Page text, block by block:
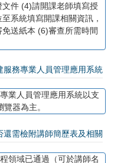
件 (4)請開課老師填寫授
系統填寫開課相關資訊，
送紙本 (6)審查所需時間
服務專業人員管理應用系統
業人員管理應用系統以支
器為主。
需檢附講師簡歷表及相關
領域已通過（可於講師名